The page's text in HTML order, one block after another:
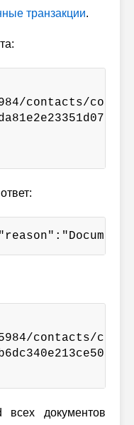
транзакции.
contacts/
contacts/
документов